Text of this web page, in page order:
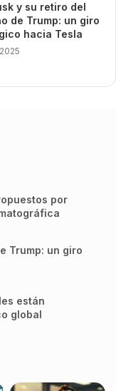
y su retiro del
de Trump: un giro
hacia Tesla
por
Trump: un giro
están
global